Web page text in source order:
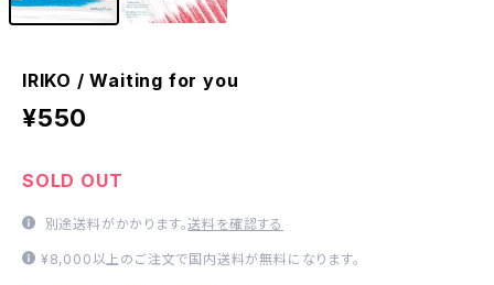
IRIKO / Waiting for you
¥550
SOLD OUT
別途送料がかかります。送料を確認する
¥8,000以上のご注文で国内送料が無料になります。